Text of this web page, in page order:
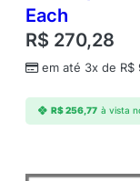
Each
R$ 270,28
em até 3x de R$
R$256,77 à vista